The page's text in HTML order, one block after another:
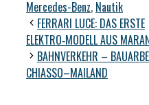
Mercedes-Benz, Nautik
FERRARI LUCE: DAS ERSTE
ELEKTRO‑MODELL AUS
BAHNVERKEHR –
CHIASSO–MAILAND